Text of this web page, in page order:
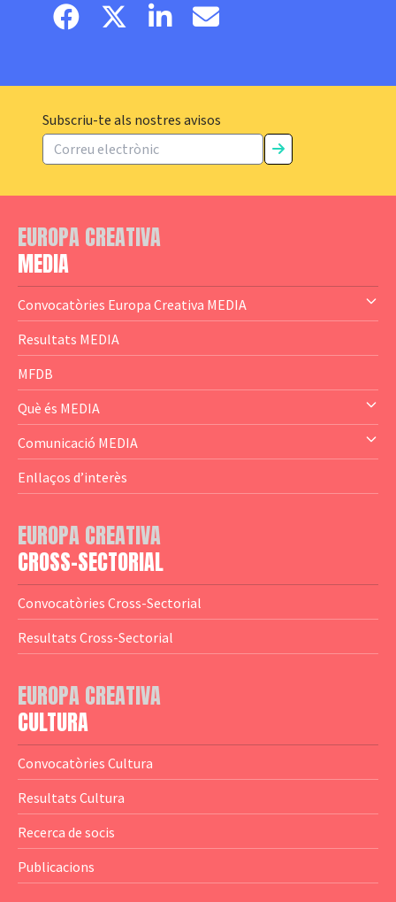
Facebook pageTwitter page
LinkedinEmail
Subscriu-te als nostres avisos
EUROPA CREATIVA
MEDIA
Convocatòries Europa Creativa MEDIA
— Content Cluster
— Business Cluster
— Audience Cluster
— Altres
Resultats MEDIA
MFDB
Què és MEDIA
— El subprograma MEDIA
— Agència Executiva
— Logotips
Comunicació MEDIA
— Estrenes a Catalunya
— Notícies
— Publicacions
— Guies MEDIA
— Altres Guies
— Presentacions
— Estudis
Enllaços d’interès
EUROPA CREATIVA
CROSS-SECTORIAL
Convocatòries Cross-Sectorial
Resultats Cross-Sectorial
EUROPA CREATIVA
CULTURA
Convocatòries Cultura
Resultats Cultura
Recerca de socis
Publicacions